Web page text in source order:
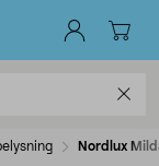
Nordlux